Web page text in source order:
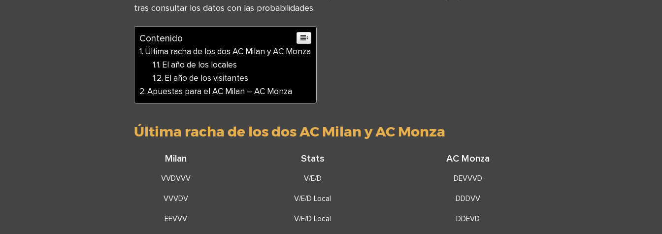
tras consultar los datos con las probabilidades.
Contenido
Última racha de los dos AC Milan y AC Monza
El año de los locales
El año de los visitantes
Apuestas para el AC Milan – AC Monza
Última racha de los dos AC Milan y AC Monza
Milan Stats AC Monza
VVDVVV V/E/D DEVVVD
VVVDV V/E/D Local DDDVV
EEVVV V/E/D Local DDEVD